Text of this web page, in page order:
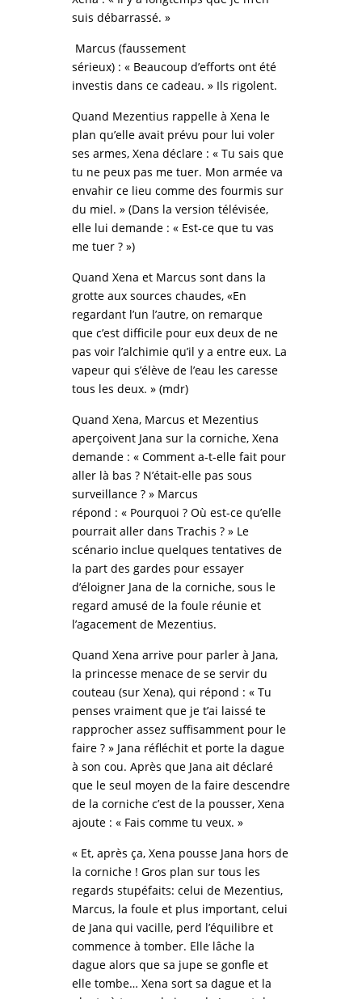
suis débarrassé. »
Marcus (faussement
sérieux) : « Beaucoup d’efforts ont été
investis dans ce cadeau. » Ils rigolent.
Quand Mezentius rappelle à Xena le
plan qu’elle avait prévu pour lui voler
ses armes, Xena déclare : « Tu sais que
tu ne peux pas me tuer. Mon armée va
envahir ce lieu comme des fourmis sur
du miel. » (Dans la version télévisée,
elle lui demande : « Est-ce que tu vas
me tuer ? »)
Quand Xena et Marcus sont dans la
grotte aux sources chaudes, «En
regardant l’un l’autre, on remarque
que c’est difficile pour eux deux de ne
pas voir l’alchimie qu’il y a entre eux. La
vapeur qui s’élève de l’eau les caresse
tous les deux. » (mdr)
Quand Xena, Marcus et Mezentius
aperçoivent Jana sur la corniche, Xena
demande : « Comment a-t-elle fait pour
aller là bas ? N’était-elle pas sous
surveillance ? » Marcus
répond : « Pourquoi ? Où est-ce qu’elle
pourrait aller dans Trachis ? » Le
scénario inclue quelques tentatives de
la part des gardes pour essayer
d’éloigner Jana de la corniche, sous le
regard amusé de la foule réunie et
l’agacement de Mezentius.
Quand Xena arrive pour parler à Jana,
la princesse menace de se servir du
couteau (sur Xena), qui répond : « Tu
penses vraiment que je t’ai laissé te
rapprocher assez suffisamment pour le
faire ? » Jana réfléchit et porte la dague
à son cou. Après que Jana ait déclaré
que le seul moyen de la faire descendre
de la corniche c’est de la pousser, Xena
ajoute : « Fais comme tu veux. »
« Et, après ça, Xena pousse Jana hors de
la corniche ! Gros plan sur tous les
regards stupéfaits: celui de Mezentius,
Marcus, la foule et plus important, celui
de Jana qui vacille, perd l’équilibre et
commence à tomber. Elle lâche la
dague alors que sa jupe se gonfle et
elle tombe… Xena sort sa dague et la